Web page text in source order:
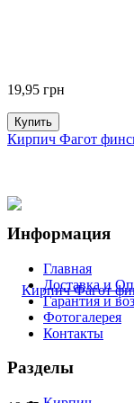
19,95 грн
Купить
Кирпич Фагот
Информация
Главная
Доставка и
Гарантия и
Фотогалерея
Контакты
Разделы